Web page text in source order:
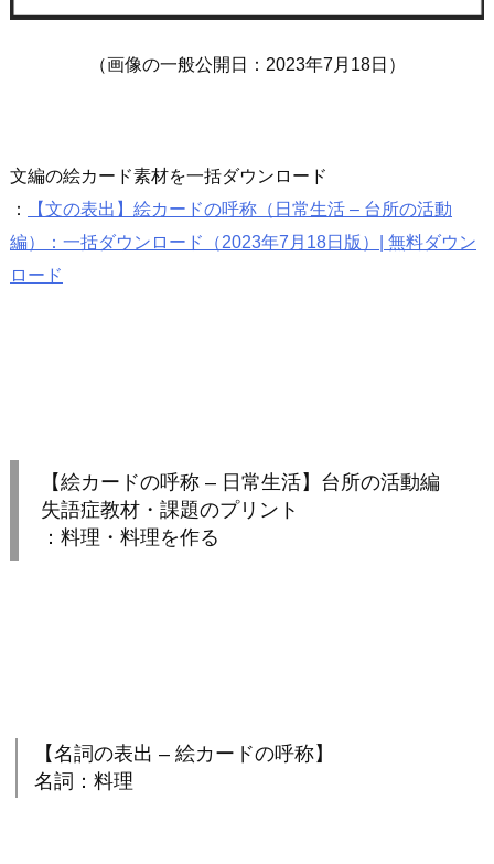
（画像の一般公開日：2023年7月18日）
文編の絵カード素材を一括ダウンロード
：
【文の表出】絵カードの呼称（日常生活 – 台所の活動
編）：一括ダウンロード（2023年7月18日版）| 無料ダウン
ロード
【絵カードの呼称 – 日常生活】台所の活動編
失語症教材・課題のプリント
：料理・料理を作る
【名詞の表出 – 絵カードの呼称】
名詞：料理